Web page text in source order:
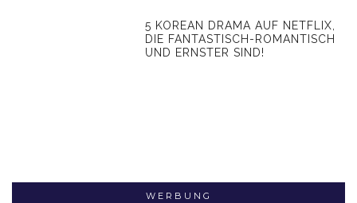
5 KOREAN DRAMA AUF NETFLIX,
DIE FANTASTISCH-ROMANTISCH
UND ERNSTER SIND!
WERBUNG